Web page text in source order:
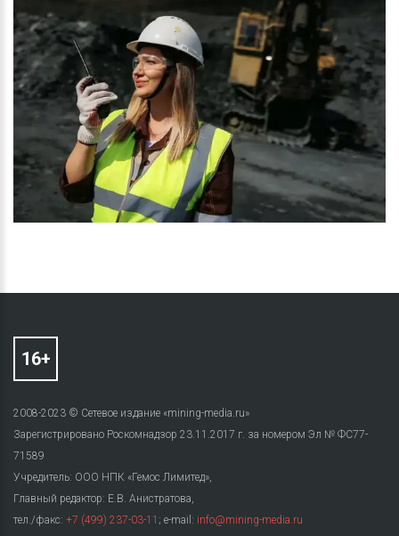
2008-2023 © Сетевое издание «mining-media.ru»
Зарегистрировано Роскомнадзор 23.11.2017 г. за номером Эл № ФС77-
71589
Учредитель: ООО НПК «Гемос Лимитед»,
Главный редактор: Е.В. Анистратова,
тел./факс: +7 (499) 237-03-11 ; e-mail: info@mining-media.ru